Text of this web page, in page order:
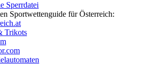
Sperrdatei
Sportwettenguide für Österreich:
Trikots